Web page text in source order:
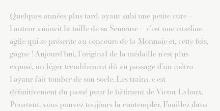
Quelques années plus tard, ayant subi une petite cure –
l’auteur amincit la taille de sa Semeuse – c’est une citadine
agile qui se présente au concours de la Monnaie et, cette fois,
gagne ! Aujourd’hui, l’original de la médaille n’est plus
exposé, un léger tremblement dû au passage d’un métro
l’ayanr fait tomber de son socle. Les trains, c’est
définitivement du passé pour le bâtiment de Victor Laloux.
Pourtant, vous pouvez toujours la contempler. Fouillez dans